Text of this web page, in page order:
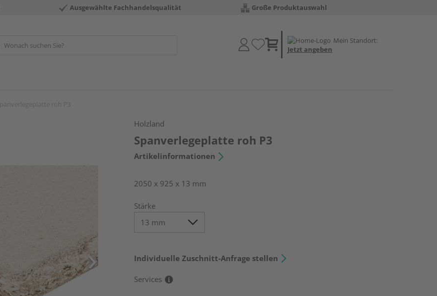
Ausgewählte Fachhandelsqualität Große Produktauswahl
Mein Standort:
Jetzt angeben
Holzland
Spanverlegeplatte roh P3
Artikelinformationen
2050 x 925 x 13 mm
Stärke
Individuelle Zuschnitt-Anfrage stellen
Services